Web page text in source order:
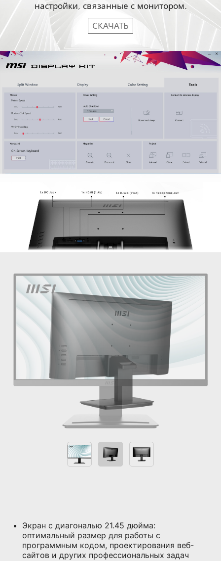
настройки, связанные с монитором.
СКАЧАТЬ
Экран с диагональю 21.45 дюйма:
оптимальный размер для работы с
программным кодом, проектирования веб-
сайтов и других профессиональных задач